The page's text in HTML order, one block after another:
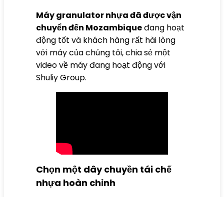
Máy granulator nhựa đã được vận
chuyển đến Mozambiqueđang hoạt
động tốt và khách hàng rất hài lòng
với máy của chúng tôi, chia sẻ một
video về máy đang hoạt động với
Shuliy Group.
Chọn một dây chuyền tái chế
nhựa hoàn chỉnh